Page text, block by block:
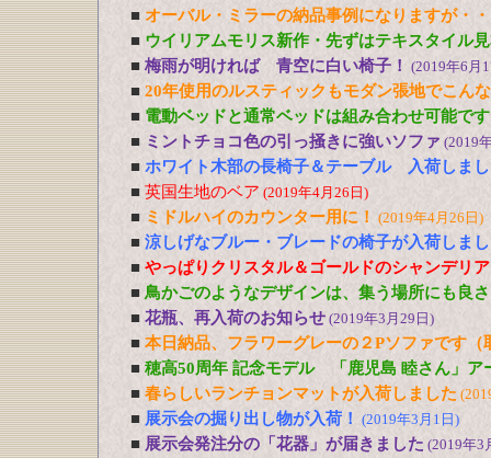
■ オーバル・ミラーの納品事例になりますが・
■ ウイリアムモリス新作・先ずはテキスタイル
■ 梅雨が明ければ 青空に白い椅子！ (2019年6月
■ 20年使用のルスティックもモダン張地でこん
■ 電動ベッドと通常ベッドは組み合わせ可能です
■ ミントチョコ色の引っ掻きに強いソファ (2019
■ ホワイト木部の長椅子＆テーブル 入荷しま
■ 英国生地のベア (2019年4月26日)
■ ミドルハイのカウンター用に！ (2019年4月26日)
■ 涼しげなブルー・ブレードの椅子が入荷しま
■ やっぱりクリスタル＆ゴールドのシャンデリ
■ 鳥かごのようなデザインは、集う場所にも良
■ 花瓶、再入荷のお知らせ (2019年3月29日)
■ 本日納品、フラワーグレーの２Pソファです（
■ 穂高50周年 記念モデル 「鹿児島 睦さん」
■ 春らしいランチョンマットが入荷しました
■ 展示会の掘り出し物が入荷！ (2019年3月1日)
■ 展示会発注分の「花器」が届きました (2019年3